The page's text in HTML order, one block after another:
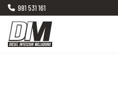
981 531 161